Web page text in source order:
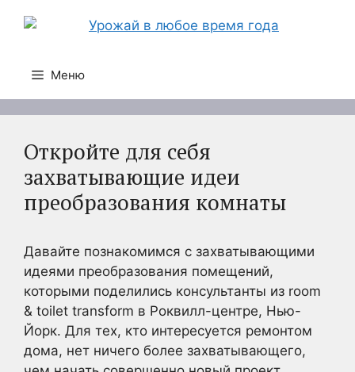
Меню
Откройте для себя
захватывающие идеи
преобразования комнаты
Давайте познакомимся с захватывающими
идеями преобразования помещений,
которыми поделились консультанты из room
& toilet transform в Роквилл-центре, Нью-
Йорк. Для тех, кто интересуется ремонтом
дома, нет ничего более захватывающего,